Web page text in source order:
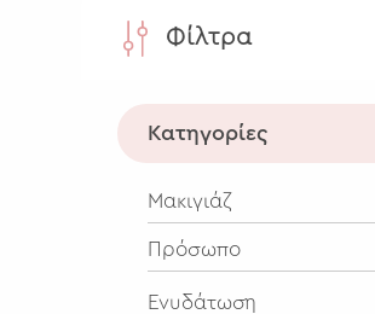
Φίλτρα
Κατηγορίες
Μακιγιάζ
Πρόσωπο
Ενυδάτωση